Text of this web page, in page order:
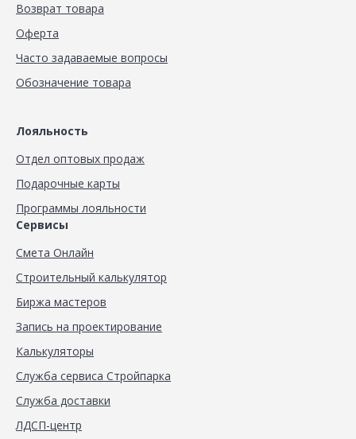
Возврат товара
Оферта
Часто задаваемые вопросы
Обозначение товара
Лояльность
Отдел оптовых продаж
Подарочные карты
Программы лояльности
Сервисы
Смета Онлайн
Строительный калькулятор
Биржа мастеров
Запись на проектирование
Калькуляторы
Служба сервиса Стройпарка
Служба доставки
ЛДСП-центр